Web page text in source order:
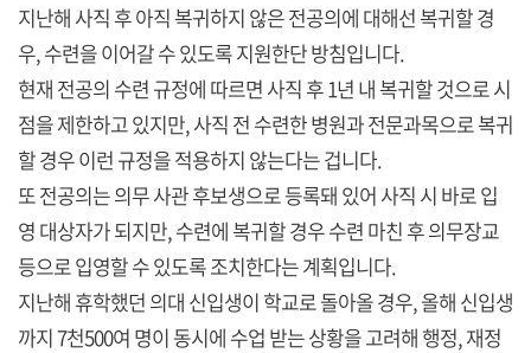
지난해 사직 후 아직 복귀하지 않은 전공의에 대해선 복귀할 경
우, 수련을 이어갈 수 있도록 지원한단 방침입니다.
현재 전공의 수련 규정에 따르면 사직 후 1년 내 복귀할 것으로 시
점을 제한하고 있지만, 사직 전 수련한 병원과 전문과목으로 복귀
할 경우 이런 규정을 적용하지 않는다는 겁니다.
또 전공의는 의무 사관 후보생으로 등록돼 있어 사직 시 바로 입
영 대상자가 되지만, 수련에 복귀할 경우 수련 마친 후 의무장교
등으로 입영할 수 있도록 조치한다는 계획입니다.
지난해 휴학했던 의대 신입생이 학교로 돌아올 경우, 올해 신입생
까지 7천500여 명이 동시에 수업 받는 상황을 고려해 행정, 재정